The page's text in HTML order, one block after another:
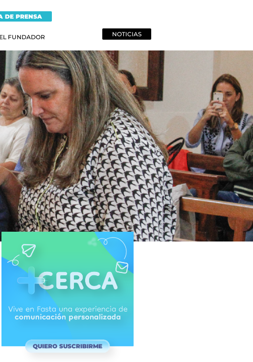
DE PRENSA
EL FUNDADOR NOTICIAS
QUIERO SUSCRIBIRME